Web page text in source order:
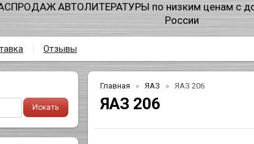
АВТОЛИТЕРАТУРЫ по низким ценам с
России
Отзывы
Главная ЯАЗ ЯАЗ 206
ЯАЗ 206